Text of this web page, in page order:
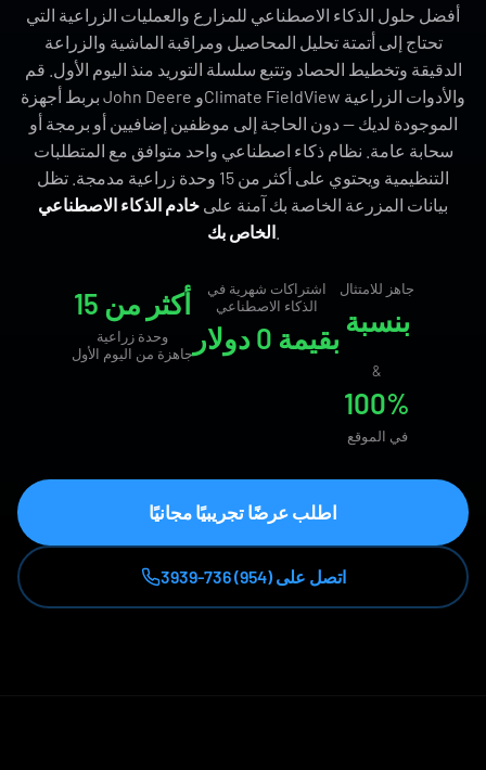
أفضل حلول الذكاء الاصطناعي للمزارع والعمليات الزراعية التي
تحتاج إلى أتمتة تحليل المحاصيل ومراقبة الماشية والزراعة
الدقيقة وتخطيط الحصاد وتتبع سلسلة التوريد منذ اليوم الأول. قم
بربط أجهزة John Deere وClimate FieldView والأدوات الزراعية
الموجودة لديك — دون الحاجة إلى موظفين إضافيين أو برمجة أو
سحابة عامة. نظام ذكاء اصطناعي واحد متوافق مع المتطلبات
التنظيمية ويحتوي على أكثر من 15 وحدة زراعية مدمجة. تظل
بيانات المزرعة الخاصة بك آمنة على خادم الذكاء الاصطناعي
الخاص بك.
أكثر من 15
وحدة زراعية
جاهزة من اليوم الأول
اشتراكات شهرية في
الذكاء الاصطناعي
بقيمة 0 دولار
جاهز للامتثال
بنسبة
&
100%
في الموقع
اطلب عرضًا تجريبيًا مجانيًا
اتصل على (954) 736-3939